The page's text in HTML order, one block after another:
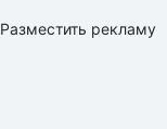
Разместить рекламу